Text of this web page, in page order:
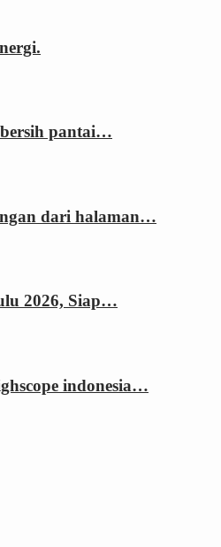
pantai…
dari halaman…
2026, Siap…
indonesia…